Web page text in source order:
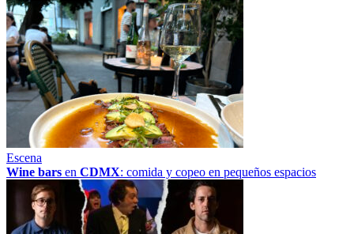
Escena
Wine bars en CDMX: comida y copeo en pequeños espacios